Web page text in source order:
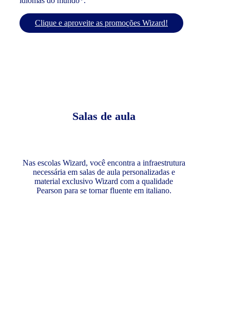
Clique e aproveite as promoções Wizard!
Salas de aula
Nas escolas Wizard, você encontra a infraestrutura
necessária em salas de aula personalizadas e
material exclusivo Wizard com a qualidade
Pearson para se tornar fluente em italiano.